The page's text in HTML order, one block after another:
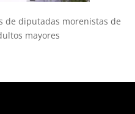
de diputadas morenistas de
mayores